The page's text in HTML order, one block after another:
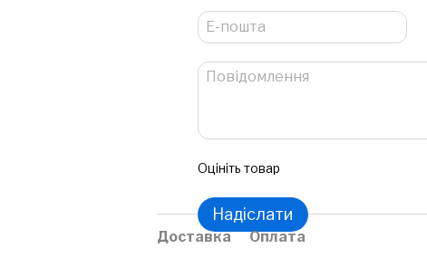
Оцініть товар
Надіслати
Доставка Оплата